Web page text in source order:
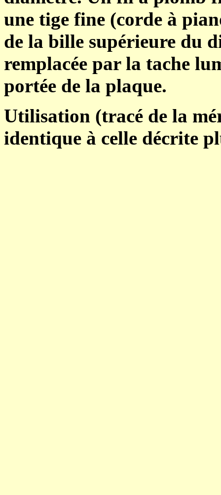
une tige fine (corde à
de la bille supérieure du
remplacée par la tache
portée de la plaque.
Utilisation (tracé de la
identique à celle décrite